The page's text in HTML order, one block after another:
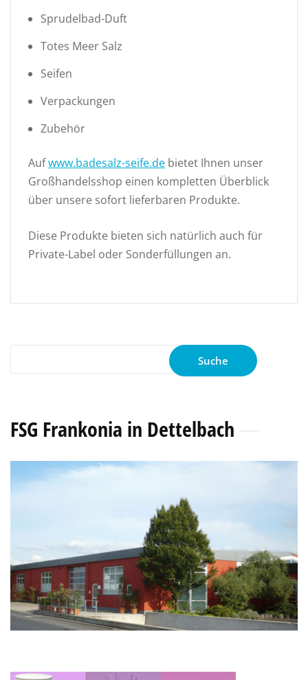
Sprudelbad-Duft
Totes Meer Salz
Seifen
Verpackungen
Zubehör
Aufwww.badesalz-seife.de bietet Ihnen unser
Großhandelsshop einen kompletten Überblick
über unsere sofort lieferbaren Produkte.
Diese Produkte bieten sich natürlich auch für
Private-Label oder Sonderfüllungen an.
nach:
FSG Frankonia in Dettelbach